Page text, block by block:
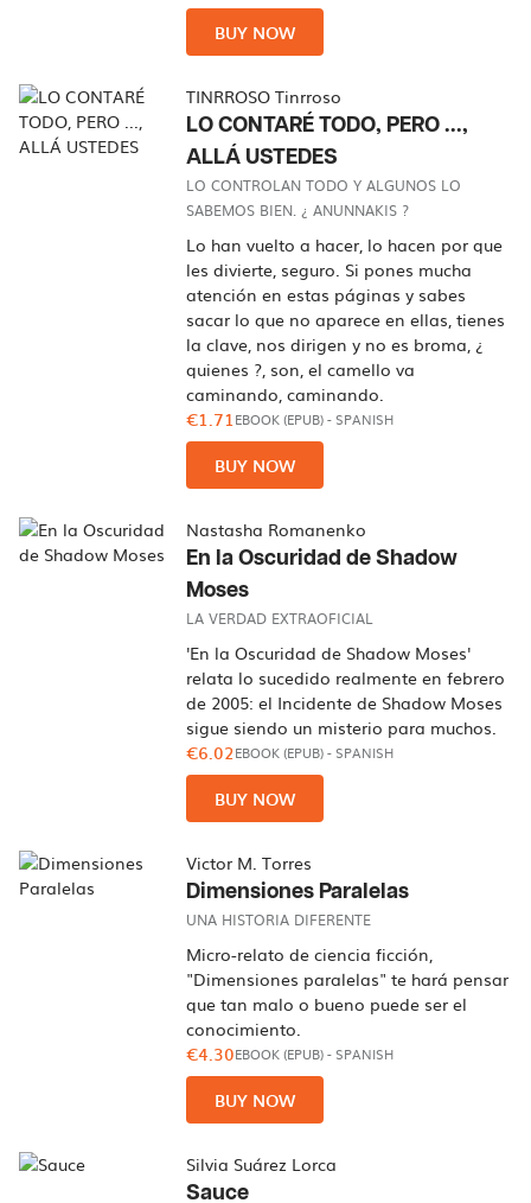
BUY NOW
TINRROSO Tinrroso
LO CONTARÉ TODO, PERO ...,
ALLÁ USTEDES
LO CONTROLAN TODO Y ALGUNOS LO
SABEMOS BIEN. ¿ ANUNNAKIS ?
Lo han vuelto a hacer, lo hacen por que
les divierte, seguro. Si pones mucha
atención en estas páginas y sabes
sacar lo que no aparece en ellas, tienes
la clave, nos dirigen y no es broma, ¿
quienes ?, son, el camello va
caminando, caminando.
€1.71EBOOK (EPUB)-SPANISH
BUY NOW
Nastasha Romanenko
En la Oscuridad de Shadow
Moses
LA VERDAD EXTRAOFICIAL
'En la Oscuridad de Shadow Moses'
relata lo sucedido realmente en febrero
de 2005: el Incidente de Shadow Moses
sigue siendo un misterio para muchos.
€6.02EBOOK (EPUB)-SPANISH
BUY NOW
Victor M. Torres
Dimensiones Paralelas
UNA HISTORIA DIFERENTE
Micro-relato de ciencia ficción,
"Dimensiones paralelas" te hará pensar
que tan malo o bueno puede ser el
conocimiento.
€4.30EBOOK (EPUB)-SPANISH
BUY NOW
Silvia Suárez Lorca
Sauce